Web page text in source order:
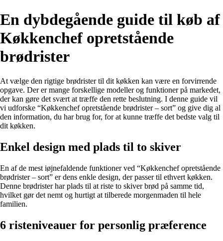
En dybdegående guide til køb af
Køkkenchef opretstående
brødrister
At vælge den rigtige brødrister til dit køkken kan være en forvirrende
opgave. Der er mange forskellige modeller og funktioner på markedet,
der kan gøre det svært at træffe den rette beslutning. I denne guide vil
vi udforske “Køkkenchef opretstående brødrister – sort” og give dig al
den information, du har brug for, for at kunne træffe det bedste valg til
dit køkken.
Enkel design med plads til to skiver
En af de mest iøjnefaldende funktioner ved “Køkkenchef opretstående
brødrister – sort” er dens enkle design, der passer til ethvert køkken.
Denne brødrister har plads til at riste to skiver brød på samme tid,
hvilket gør det nemt og hurtigt at tilberede morgenmaden til hele
familien.
6 risteniveauer for personlig præference